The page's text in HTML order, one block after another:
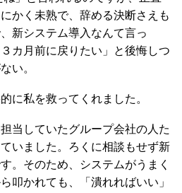
かく未熟で、辞める決断さえも
新システム導入なんて言っ
カ月前に戻りたい」と後悔しつ
い。
に私を救ってくれました。
当していたグループ会社の人た
いました。ろくに相談もせず新
。そのため、システムがうまく
叩かれても、「潰れればいい」